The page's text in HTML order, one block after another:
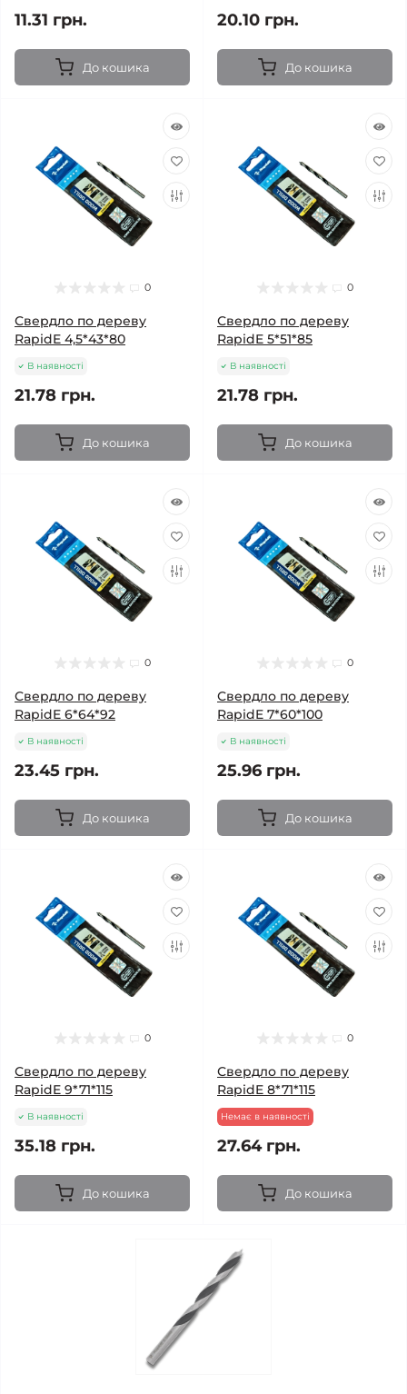
11.31 грн.
До кошика
20.10 грн.
До кошика
0
Свердло по дереву
RapidE 4,5*43*80
В наявності
21.78 грн.
До кошика
0
Свердло по дереву
RapidE 5*51*85
В наявності
21.78 грн.
До кошика
0
Свердло по дереву
RapidE 6*64*92
В наявності
23.45 грн.
До кошика
0
Свердло по дереву
RapidE 7*60*100
В наявності
25.96 грн.
До кошика
0
Свердло по дереву
RapidE 9*71*115
В наявності
35.18 грн.
До кошика
0
Свердло по дереву
RapidE 8*71*115
Немає в наявності
27.64 грн.
До кошика